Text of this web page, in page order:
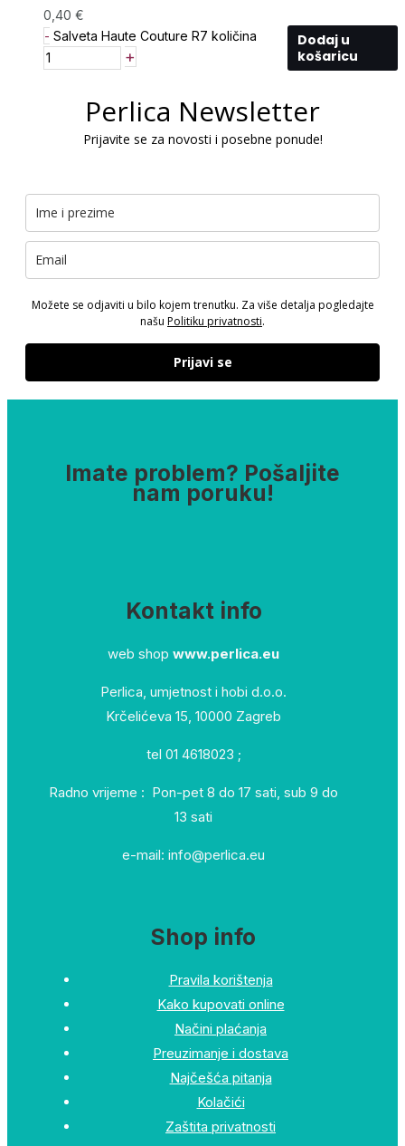
0,40 €
- Salveta Haute Couture R7 količina
+
Dodaj u
košaricu
Perlica Newsletter
Prijavite se za novosti i posebne ponude!
Možete se odjaviti u bilo kojem trenutku. Za više detalja pogledajte
našu Politiku privatnosti.
Prijavi se
Imate problem? Pošaljite
nam poruku!
Kontakt info
web shop www.perlica.eu
Perlica, umjetnost i hobi d.o.o.
Krčelićeva 15, 10000 Zagreb
tel 01 4618023 ;
Radno vrijeme : Pon-pet 8 do 17 sati, sub 9 do
13 sati
e-mail: info@perlica.eu
Shop info
Pravila korištenja
Kako kupovati online
Načini plaćanja
Preuzimanje i dostava
Najčešća pitanja
Kolačići
Zaštita privatnosti